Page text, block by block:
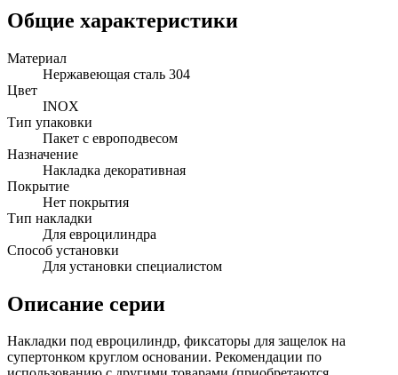
Общие характеристики
Материал
Нержавеющая сталь 304
Цвет
INOX
Тип упаковки
Пакет с европодвесом
Назначение
Накладка декоративная
Покрытие
Нет покрытия
Тип накладки
Для евроцилиндра
Способ установки
Для установки специалистом
Описание серии
Накладки под евроцилиндр, фиксаторы для защелок на
супертонком круглом основании. Рекомендации по